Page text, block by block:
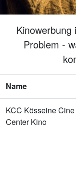
Problem -
Name
KCC Kösseine Cine
Center Kino